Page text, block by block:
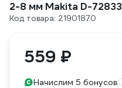
2-8 мм Makita D-72833
Код товара: 21901870
559 ₽
Начислим 5 бонусов